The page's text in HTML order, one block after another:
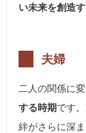
い未来を創造
夫婦
二人の関係に変
する時期です
絆がさらに深ま